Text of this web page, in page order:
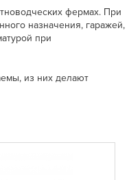
фермах. При
назначения, гаражей,
при
из них делают